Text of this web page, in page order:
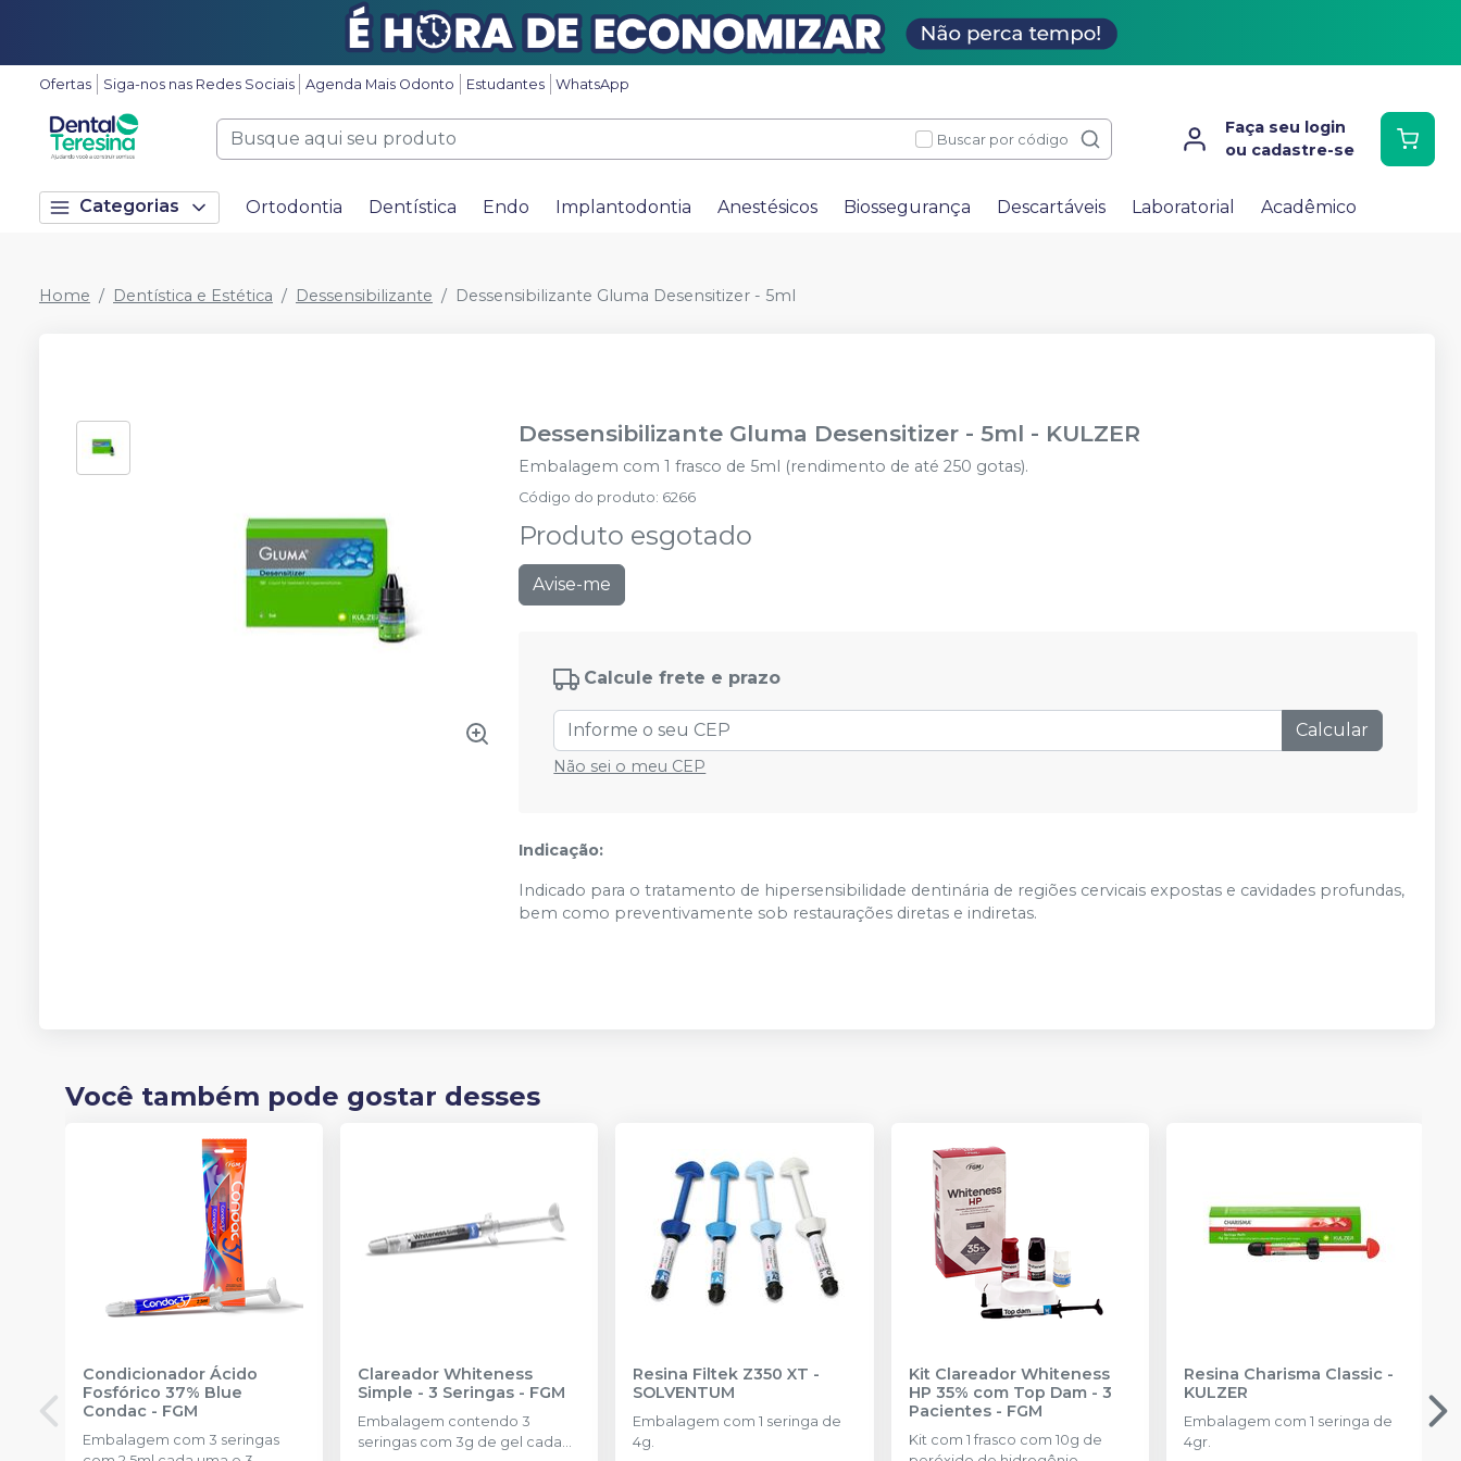
Ofertas Siga-nos nas Redes Sociais Agenda Mais Odonto Estudantes WhatsApp
Buscar por código
Faça seu login
ou cadastre-se
Categorias Ortodontia Dentística Endo Implantodontia Anestésicos Biossegurança Descartáveis Laboratorial Acadêmico
Home Dentística e Estética Dessensibilizante Dessensibilizante Gluma Desensitizer - 5ml
Dessensibilizante Gluma Desensitizer - 5ml - KULZER
Embalagem com 1 frasco de 5ml (rendimento de até 250 gotas).
Código do produto: 6266
Produto esgotado
Avise-me
Calcule frete e prazo
Calcular
Não sei o meu CEP
Indicação:
Indicado para o tratamento de hipersensibilidade dentinária de regiões cervicais expostas e cavidades profundas,
bem como preventivamente sob restaurações diretas e indiretas.
Você também pode gostar desses
Condicionador Ácido
Fosfórico 37% Blue
Condac - FGM
Embalagem com 3 seringas
Clareador Whiteness
Simple - 3 Seringas - FGM
Embalagem contendo 3
seringas com 3g de gel cada
Resina Filtek Z350 XT -
SOLVENTUM
Embalagem com 1 seringa de
4g.
Kit Clareador Whiteness
HP 35% com Top Dam - 3
Pacientes- FGM
Kit com 1 frasco com 10g de
Resina Charisma Classic-
KULZER
Embalagem com 1 seringa de
4gr.